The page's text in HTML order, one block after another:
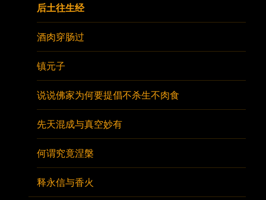
后土往生经
酒肉穿肠过
镇元子
说说佛家为何要提倡不杀生不肉食
先天混成与真空妙有
何谓究竟涅槃
释永信与香火